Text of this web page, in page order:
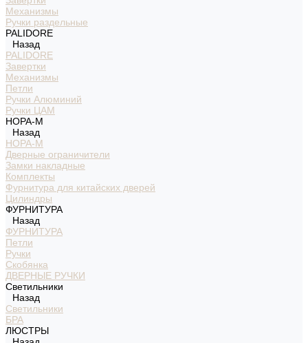
Механизмы
Ручки раздельные
PALIDORE
Назад
PALIDORE
Завертки
Механизмы
Петли
Ручки Алюминий
Ручки ЦАМ
НОРА-М
Назад
НОРА-М
Дверные ограничители
Замки накладные
Комплекты
Фурнитура для китайских дверей
Цилиндры
ФУРНИТУРА
Назад
ФУРНИТУРА
Петли
Ручки
Скобянка
ДВЕРНЫЕ РУЧКИ
Светильники
Назад
Светильники
БРА
ЛЮСТРЫ